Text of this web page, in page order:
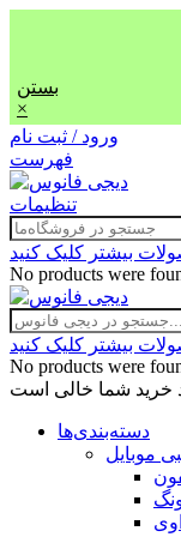
بستن
×
ورود / ثبت نام
فهرست
تنظیمات
No products were
No products were
دسته‌بندی‌ها
موبایل